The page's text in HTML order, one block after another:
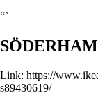
“`
Link: https://
s89430619/